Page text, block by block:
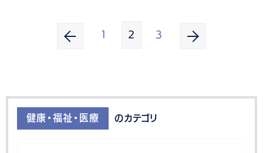
1 2 3
健康・福祉・医療 のカテゴリ